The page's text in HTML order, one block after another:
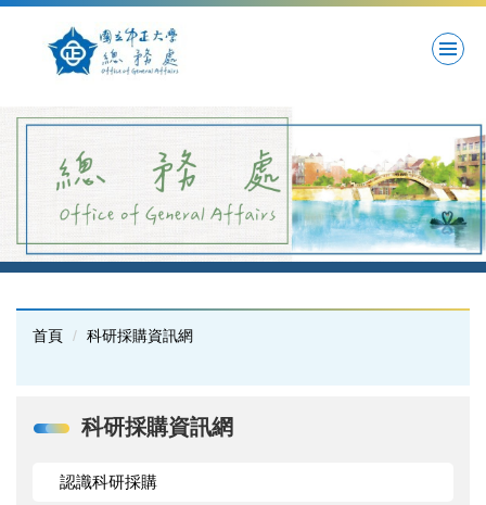
首頁 科研採購資訊網
科研採購資訊網
認識科研採購